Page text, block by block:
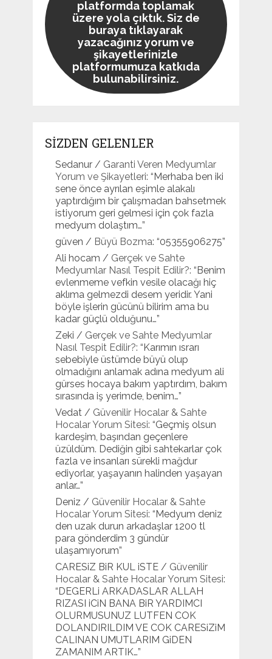
platformda toplamak
üzere yola çıktık. Siz de
buraya tıklayarak
yazacağınız yorum ve
şikayetlerinizle
platformumuza katkıda
bulunabilirsiniz.
SİZDEN GELENLER
Sedanur/ Garanti Veren Medyumlar
Yorum ve Şikayetleri: “ Merhaba ben iki
sene önce ayrılan eşimle alakalı
yaptırdığım bir çalışmadan bahsetmek
istiyorum geri gelmesi için çok fazla
medyum dolaştım…”
güven / Büyü Bozma: “05355906275”
Ali hocam / Gerçek ve Sahte
Medyumlar Nasıl Tespit Edilir?: “ Benim
evlenmeme vefkin vesile olacağı hiç
aklıma gelmezdi desem yeridir. Yani
böyle işlerin gücünü bilirim ama bu
kadar güçlü olduğunu…”
Zeki / Gerçek ve Sahte Medyumlar
Nasıl Tespit Edilir?: “ Karımın ısrarı
sebebiyle üstümde büyü olup
olmadığını anlamak adına medyum ali
gürses hocaya bakım yaptırdım, bakım
sırasında iş yerimde, benim…”
Vedat/ Güvenilir Hocalar & Sahte
Hocalar Yorum Sitesi: “Geçmiş olsun
kardeşim, başından geçenlere
üzüldüm. Dediğin gibi sahtekarlar çok
fazla ve insanları sürekli mağdur
ediyorlar, yaşayanın halinden yaşayan
anlar…”
Deniz / Güvenilir Hocalar & Sahte
Hocalar Yorum Sitesi: “ Medyum deniz
den uzak durun arkadaşlar 1200 tl
para gönderdim 3 gündür
ulaşamıyorum”
CARESiZ BiR KUL iSTE/ Güvenilir
Hocalar & Sahte Hocalar Yorum Sitesi:
“ DEGERLi ARKADASLAR ALLAH
RIZASI iCiN BANA BiR YARDIMCI
OLURMUSUNUZ LUTFEN COK
DOLANDIRILDIM VE COK CARESiZiM
CALINAN UMUTLARIM GiDEN
ZAMANIM ARTIK…”